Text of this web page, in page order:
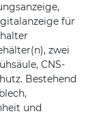
für
zwei
CNS-
Bestehend
und